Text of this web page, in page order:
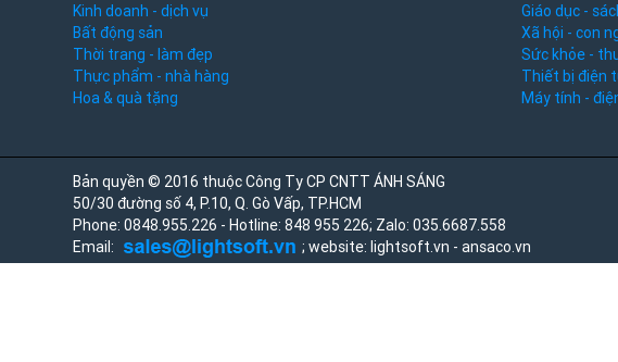
Kinh doanh - dịch vụ
Bất động sản
Thời trang - làm đẹp
Thực phẩm - nhà hàng
Hoa & quà tặng
Giáo dục -
Xã hội - con
Sức khỏe -
Thiết bị điện
Máy tính -
Bản quyền © 2016 thuộc Công Ty CP CNTT ÁNH SÁNG
50/30 đường số 4, P.10, Q. Gò Vấp, TP.HCM
Phone: 0848.955.226 - Hotline: 848 955 226; Zalo:035.6687.558
Email:
; website: lightsoft.vn - ansaco.vn